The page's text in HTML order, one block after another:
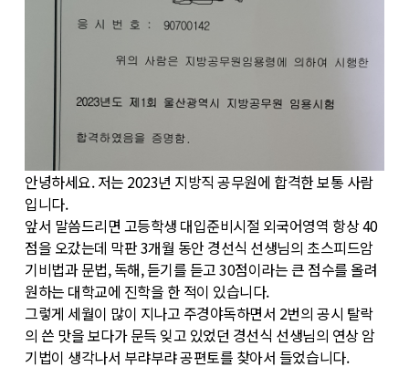
안녕하세요. 저는 2023년 지방직 공무원에 합격한 보통 사람
입니다.
앞서 말씀드리면 고등학생 대입준비시절 외국어영역 항상 40
점을 오갔는데 막판 3개월 동안 경선식 선생님의 초스피드암
기비법과 문법, 독해, 듣기를 듣고 30점이라는 큰 점수를 올려
원하는 대학교에 진학을 한 적이 있습니다.
그렇게 세월이 많이 지나고 주경야독하면서 2번의 공시 탈락
의 쓴 맛을 보다가 문득 잊고 있었던 경선식 선생님의 연상 암
기법이 생각나서 부랴부랴 공편토를 찾아서 들었습니다.